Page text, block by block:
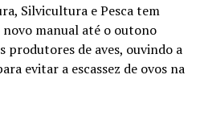
Silvicultura e Pesca tem
manual até o outono
produtores de aves, ouvindo a
evitar a escassez de ovos na